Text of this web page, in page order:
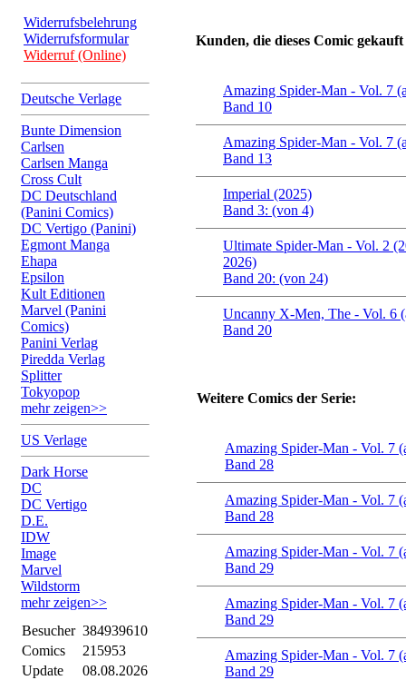
Widerrufsbelehrung
Widerrufsformular
Widerruf (Online)
Deutsche Verlage
Bunte Dimension
Carlsen
Carlsen Manga
Cross Cult
DC Deutschland
(Panini Comics)
DC Vertigo (Panini)
Egmont Manga
Ehapa
Epsilon
Kult Editionen
Marvel (Panini
Comics)
Panini Verlag
Piredda Verlag
Splitter
Tokyopop
mehr zeigen>>
US Verlage
Dark Horse
DC
DC Vertigo
D.E.
IDW
Image
Marvel
Wildstorm
mehr zeigen>>
Besucher 384939610
Comics
215953
Update
08.08.2026
Kunden, die dieses Comic
Amazing Spider-Man - Vol. 7
Band 10
Amazing Spider-Man - Vol. 7
Band 13
Imperial (2025)
Band 3: (von 4)
Ultimate Spider-Man - Vol. 2
2026)
Band 20: (von 24)
Uncanny X-Men, The - Vol. 6
Band 20
Weitere Comics der Serie:
Amazing Spider-Man - Vol. 7
Band 28
Amazing Spider-Man - Vol. 7
Band 28
Amazing Spider-Man - Vol. 7
Band 29
Amazing Spider-Man - Vol. 7
Band 29
Amazing Spider-Man - Vol. 7
Band 29